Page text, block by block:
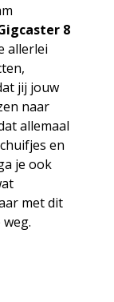
8
allerlei
jij jouw
naar
allemaal
en
je ook
met dit